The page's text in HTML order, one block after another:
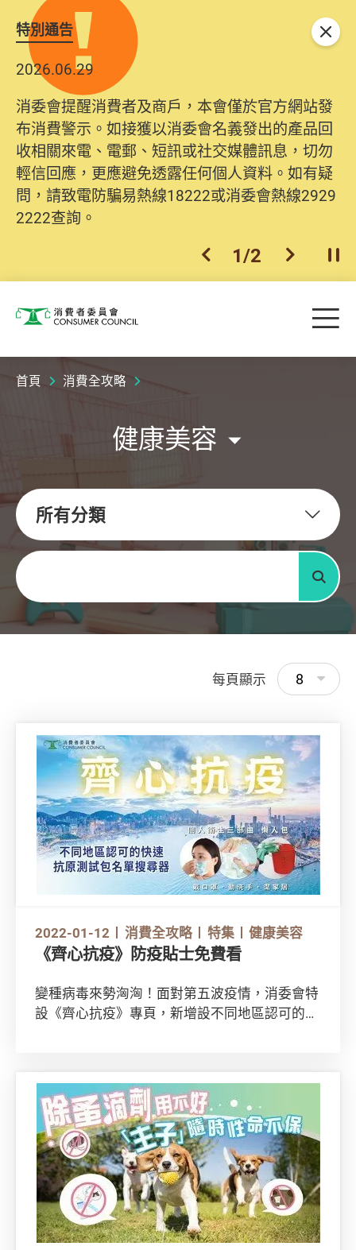
特別通告
2026.06.29
消委會提醒消費者及商戶，本會僅於官方網站發
布消費警示。如接獲以消委會名義發出的產品回
收相關來電、電郵、短訊或社交媒體訊息，切勿
輕信回應，更應避免透露任何個人資料。如有疑
問，請致電防騙易熱線18222或消委會熱線2929
2222查詢。
上一個
1/2 下一個開
關閉
消費者委員會 目
首頁 消費全攻略
健康美容
所有分類
關鍵字
搜尋
每頁顯示 8
2022-01-12 消費全攻略 特集 健康美容
《齊心抗疫》防疫貼士免費看
變種病毒來勢洶洶！面對第五波疫情，消委會特
設《齊心抗疫》專頁，新增設不同地區認可的快
衞生的資訊，供大眾免費下載。